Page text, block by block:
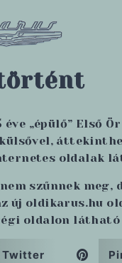
„épülő” Első
külsővel,
oldalak
szűnnek meg,
új oldikarus.hu
oldalon
Twitter